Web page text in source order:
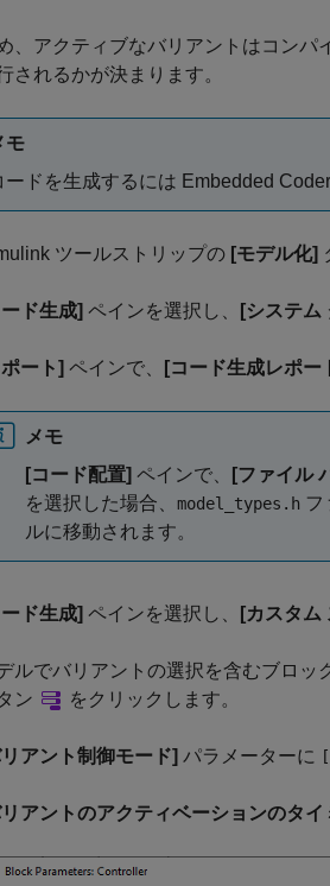
、アクティブなバリアントはコンパ
されるかが決まります。
モ
ードを生成するには Embedded
ツールストリップの [モデル化]
ド生成] ペインを選択し、 [システム
ート] ペインで、 [コード生成レポー
メモ
[コード配置] ペインで、 [ファイル
を選択した場合、 model_types.h フ
ルに移動されます。
ド生成] ペインを選択し、 [カスタム
ルでバリアントの選択を含むブロッ
ン
をクリックします。
アント制御モード] パラメーターに
アントのアクティベーションのタイ